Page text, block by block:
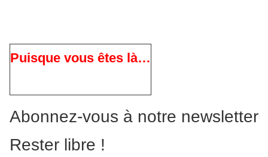
Puisque vous êtes là…
Abonnez-vous à notre newsletter
Rester libre !